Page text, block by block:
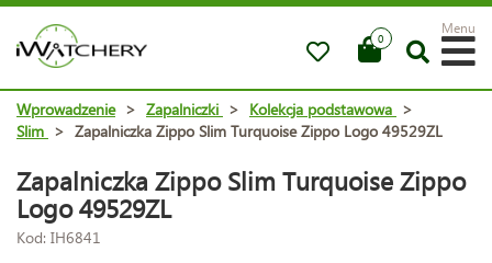
0
Menu
Wprowadzenie > Zapalniczki > Kolekcja podstawowa >
Slim > Zapalniczka Zippo Slim Turquoise Zippo Logo 49529ZL
Zapalniczka Zippo Slim Turquoise Zippo
Logo 49529ZL
Kod: IH6841